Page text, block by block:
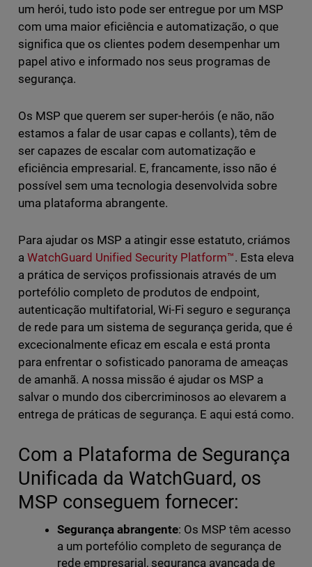
um herói, tudo isto pode ser entregue por um MSP
com uma maior eficiência e automatização, o que
significa que os clientes podem desempenhar um
papel ativo e informado nos seus programas de
segurança.
Os MSP que querem ser super-heróis (e não, não
estamos a falar de usar capas e collants), têm de
ser capazes de escalar com automatização e
eficiência empresarial. E, francamente, isso não é
possível sem uma tecnologia desenvolvida sobre
uma plataforma abrangente.
Para ajudar os MSP a atingir esse estatuto, criámos
a WatchGuard Unified Security Platform™. Esta eleva
a prática de serviços profissionais através de um
portefólio completo de produtos de endpoint,
autenticação multifatorial, Wi-Fi seguro e segurança
de rede para um sistema de segurança gerida, que é
excecionalmente eficaz em escala e está pronta
para enfrentar o sofisticado panorama de ameaças
de amanhã. A nossa missão é ajudar os MSP a
salvar o mundo dos cibercriminosos ao elevarem a
entrega de práticas de segurança. E aqui está como.
Com a Plataforma de Segurança
Unificada da WatchGuard, os
MSP conseguem fornecer:
Segurança abrangente: Os MSP têm acesso
a um portefólio completo de segurança de
rede empresarial, segurança avançada de